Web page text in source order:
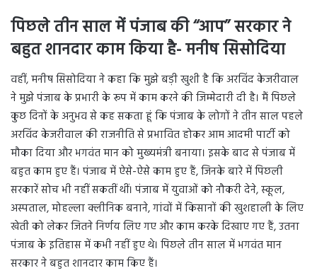
पिछले तीन साल में पंजाब की ‘‘आप’’ सरकार ने
बहुत शानदार काम किया है- मनीष सिसोदिया
वहीं, मनीष सिसोदिया ने कहा कि मुझे बड़ी खुशी है कि अरविंद केजरीवाल
ने मुझे पंजाब के प्रभारी के रूप में काम करने की जिम्मेदारी दी है। मैं पिछले
कुछ दिनों के अनुभव से कह सकता हूं कि पंजाब के लोगों ने तीन साल पहले
अरविंद केजरीवाल की राजनीति से प्रभावित होकर आम आदमी पार्टी को
मौका दिया और भगवंत मान को मुख्यमंत्री बनाया। इसके बाद से पंजाब में
बहुत काम हुए हैं। पंजाब में ऐसे-ऐसे काम हुए हैं, जिनके बारे में पिछली
सरकारें सोच भी नहीं सकतीं थीं। पंजाब में युवाओं को नौकरी देने, स्कूल,
अस्पताल, मोहल्ला क्लीनिक बनाने, गांवों में किसानों की खुशहाली के लिए
खेती को लेकर जितने निर्णय लिए गए और काम करके दिखाए गए हैं, उतना
पंजाब के इतिहास में कभी नहीं हुए थे। पिछले तीन साल में भगवंत मान
सरकार ने बहुत शानदार काम किए हैं।